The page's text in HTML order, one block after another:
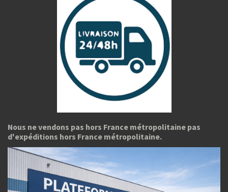
Nous ne vendons pas hors France métropolitaine pas
d'expéditions hors France métropolitaine.